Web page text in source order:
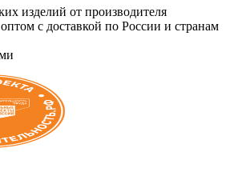
изделий от производителя
с доставкой по России и странам